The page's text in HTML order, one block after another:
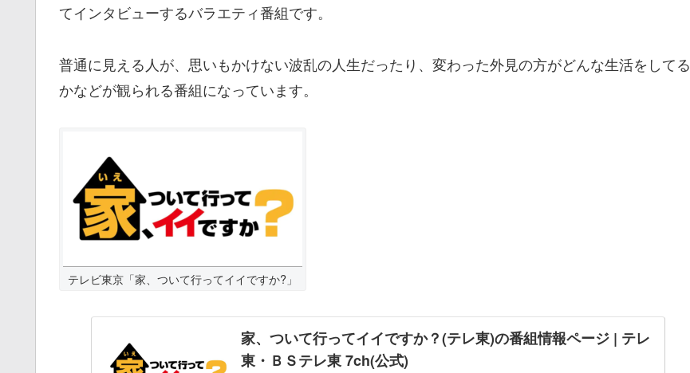
てインタビューするバラエティ番組です。
普通に見える人が、思いもかけない波乱の人生だったり、変わった外見の方がどんな生活をしてる
かなどが観られる番組になっています。
テレビ東京「家、ついて行ってイイですか?」
家、ついて行ってイイですか？(テレ東)の番組情報ページ | テレ
東・ＢＳテレ東 7ch(公式)